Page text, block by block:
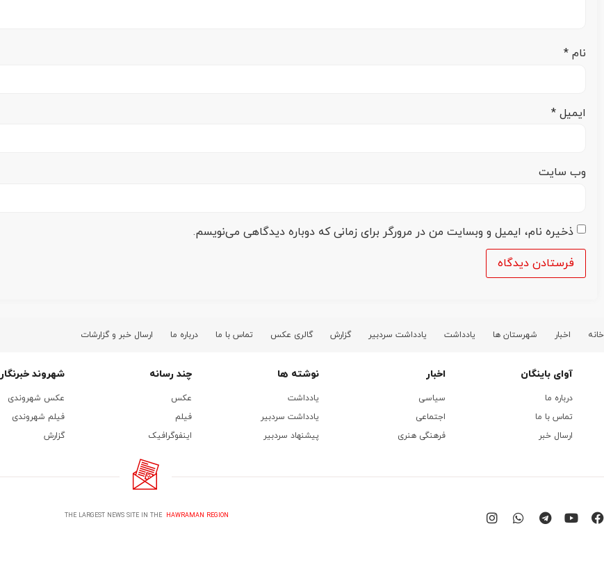
نام *
ایمیل *
وب‌ سایت
ذخیره نام، ایمیل و وبسایت من در مرورگر برای زمانی که دوباره دیدگاهی می‌نویسم.
خانه اخبار شهرستان ها یادداشت یادداشت سردبیر گزارش گالری عکس تماس با ما درباره ما ارسال خبر و گزارشات
آوای باینگان
درباره ما
تماس با ما
ارسال خبر
اخبار
سیاسی
اجتماعی
فرهنگی هنری
نوشته ها
یادداشت
یادداشت سردبیر
پیشنهاد سردبیر
چند رسانه
عکس
فیلم
اینفوگرافیک
شهروند خبرنگار
عکس شهروندی
فیلم شهروندی
گزارش
THE LARGEST NEWS SITE IN THE HAWRAMAN REGION